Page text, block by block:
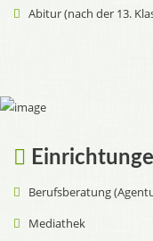
Abitur (nach der 13.
Berufsberatung
Mediathek